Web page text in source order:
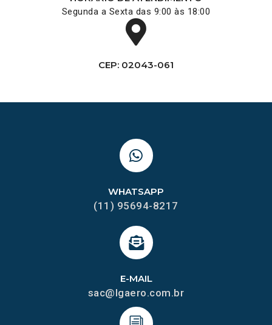
Segunda a Sexta das 9:00 às 18:00
CEP: 02043-061
E-MAIL
sac@lgaero.com.br
WHATSAPP
(11) 95694-8217